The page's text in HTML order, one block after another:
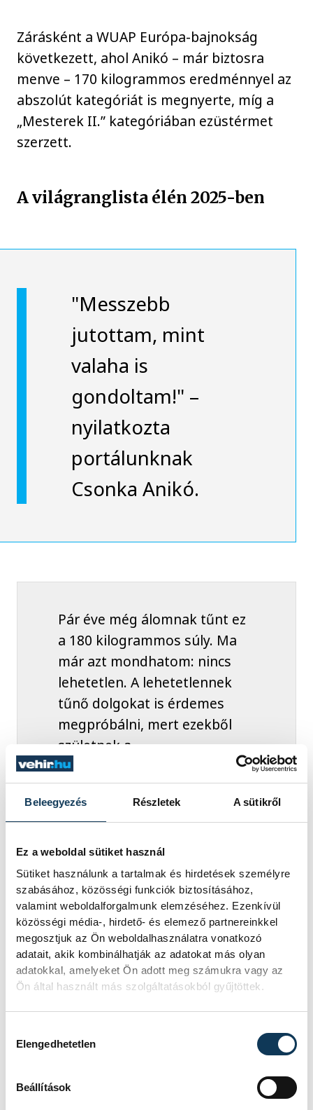
Beleegyezés Részletek A sütikről
Ez a weboldal sütiket használ
Sütiket használunk a tartalmak és hirdetések személyre
szabásához, közösségi funkciók biztosításához,
valamint weboldalforgalmunk elemzéséhez. Ezenkívül
közösségi média-, hirdető- és elemező partnereinkkel
megosztjuk az Ön weboldalhasználatra vonatkozó
adatait, akik kombinálhatják az adatokat más olyan
adatokkal, amelyeket Ön adott meg számukra vagy az
Ön által használt más szolgáltatásokból gyűjtöttek.
Elengedhetetlen
Beállítások
Zárásként a WUAP Európa-bajnokság
következett, ahol Anikó – már biztosra
menve – 170 kilogrammos eredménnyel az
abszolút kategóriát is megnyerte, míg a
„Mesterek II.” kategóriában ezüstérmet
szerzett.
A világranglista élén 2025-ben
"Messzebb
jutottam, mint
valaha is
gondoltam!" –
nyilatkozta
portálunknak
Csonka Anikó.
Pár éve még álomnak tűnt ez
a 180 kilogrammos súly. Ma
már azt mondhatom: nincs
lehetetlen. A lehetetlennek
tűnő dolgokat is érdemes
megpróbálni, mert ezekből
születnek a
legcsodálatosabb élmények.
A versenyeken 61-62 kiló
között mérlegelek, tehát a
húzom fel – ez olyan
eredmény, amellyel jelenleg a
világranglista élén állok
2025-ben. Közel harminc éve
sportolok. Számomra a sport
nemcsak izmot épít, hanem
türelemre, fegyelemre,
munkamorálra és kitartásra
önbizalom fejlesztésében is.
mozogni, és nagyon hálás